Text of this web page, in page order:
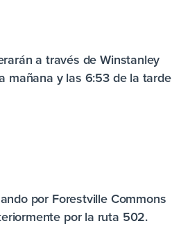
a través de Winstanley
mañana y las 6:53 de la tarde
por Forestville Commons
por la ruta 502.